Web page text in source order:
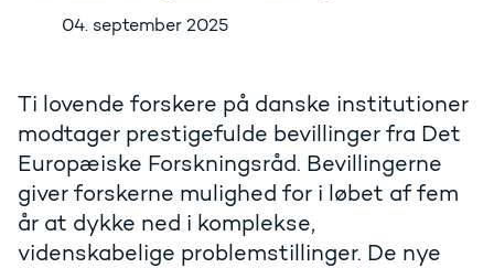
04. september 2025
Ti lovende forskere på danske institutioner
modtager prestigefulde bevillinger fra Det
Europæiske Forskningsråd. Bevillingerne
giver forskerne mulighed for i løbet af fem
år at dykke ned i komplekse,
videnskabelige problemstillinger. De nye